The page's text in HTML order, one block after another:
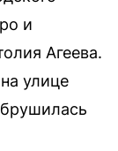
и
Агеева.
улице